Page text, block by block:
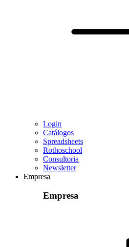
Login
Catálogos
Spreadsheets
Rothoschool
Consultoria
Newsletter
Empresa
Empresa